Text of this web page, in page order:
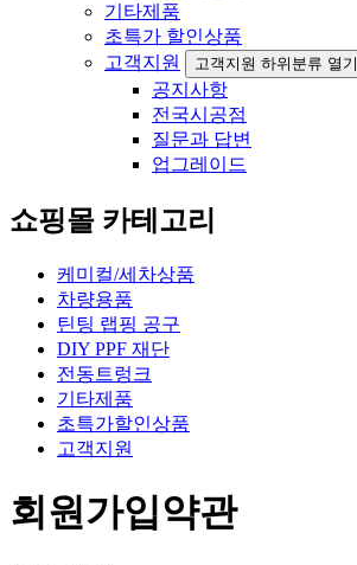
기타제품
초특가 할인상품
고객지원
고객지원 하위분류 열기
공지사항
전국시공점
질문과 답변
업그레이드
쇼핑몰 카테고리
케미컬/세차상품
차량용품
틴팅 랩핑 공구
DIY PPF 재단
전동트렁크
기타제품
초특가할인상품
고객지원
회원가입약관